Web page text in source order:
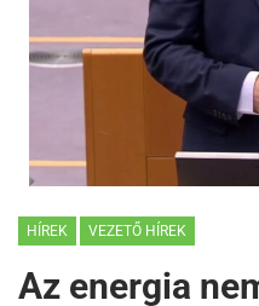
HÍREK VEZETŐ HÍREK
Az energia